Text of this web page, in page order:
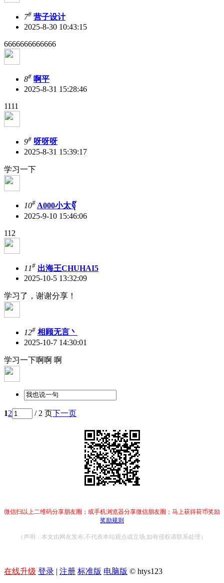
7# 营子设计
2025-8-30 10:43:15
6666666666666
8# 啊平
2025-8-31 15:28:46
1111
9# 呀呀呀
2025-8-31 15:39:17
学习一下
10# A000小太จุ๊
2025-9-10 15:46:06
112
11# 出海王CHUHAI5
2025-10-5 13:32:09
学习了，谢谢分享！
12# 相顾无言丶
2025-10-7 14:30:01
学习一下啊啊 啊
12 / 2 页下一页
微信扫以上二维码分享朋友圈；或手机浏览器分享微信朋友圈；马上获得荷币奖励
奖励规则
（声明：本文由网友发布,不代表本站观点或立场,如有侵权请联系处理）
在线升级 登录 | 注册 标准版 电脑版 © htys123